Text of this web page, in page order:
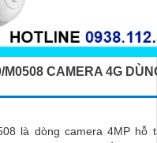
CAMERA 4G
là dòng camera 4MP hỗ